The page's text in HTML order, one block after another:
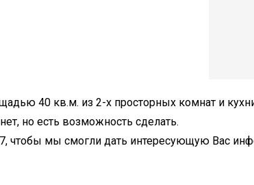
40 кв.м. из 2-х просторных комнат и
но есть возможность сделать.
чтобы мы смогли дать интересующую Вас